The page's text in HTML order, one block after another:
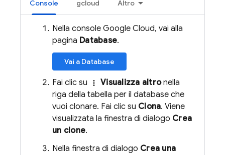
Console gcloud Altro
Nella console Google Cloud, vai alla
pagina Database.
Vai a Database
Fai clic su more_vert Visualizza altronella
riga della tabella per il database che
vuoi clonare. Fai clic su Clona. Viene
visualizzata la finestra di dialogo Crea
un clone.
Nella finestra di dialogo Crea una